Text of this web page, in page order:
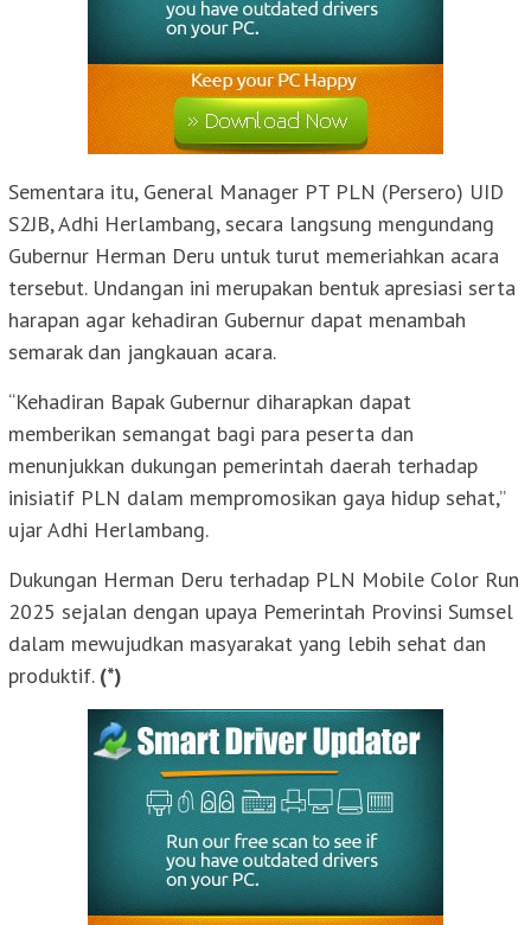
Sementara itu, General Manager PT PLN (Persero) UID
S2JB, Adhi Herlambang, secara langsung mengundang
Gubernur Herman Deru untuk turut memeriahkan acara
tersebut. Undangan ini merupakan bentuk apresiasi serta
harapan agar kehadiran Gubernur dapat menambah
semarak dan jangkauan acara.
“Kehadiran Bapak Gubernur diharapkan dapat
memberikan semangat bagi para peserta dan
menunjukkan dukungan pemerintah daerah terhadap
inisiatif PLN dalam mempromosikan gaya hidup sehat,”
ujar Adhi Herlambang.
Dukungan Herman Deru terhadap PLN Mobile Color Run
2025 sejalan dengan upaya Pemerintah Provinsi Sumsel
dalam mewujudkan masyarakat yang lebih sehat dan
produktif. (*)